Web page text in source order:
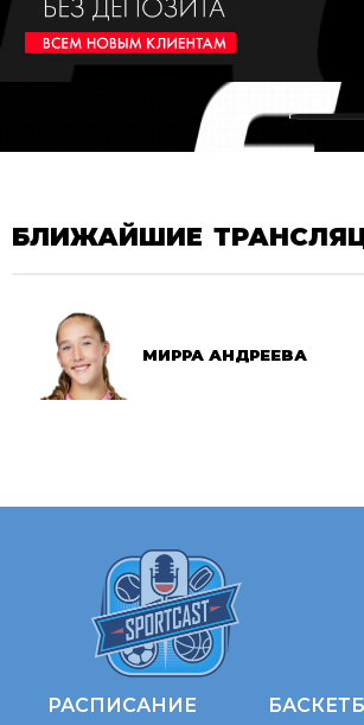
БЛИЖАЙШИЕ
МИРРА АНДРЕЕВА
РАСПИСАНИЕ